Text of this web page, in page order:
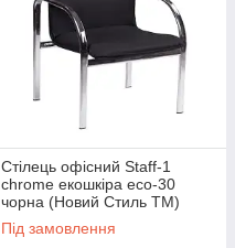
Стілець офісний Staff-1
chrome екошкіра eco-30
чорна (Новий Стиль ТМ)
Під замовлення